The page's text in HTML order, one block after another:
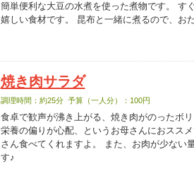
簡単便利な大豆の水煮を使った煮物です。 す
嬉しい食材です。 昆布と一緒に煮るので、お
焼き肉サラダ
調理時間：約25分 予算（一人分）：100円
食卓で歓声が沸き上がる、焼き肉がのったボ
栄養の偏りが心配、というお母さんにおスス
さん食べてくれますよ。 また、お肉が少ない
す♪